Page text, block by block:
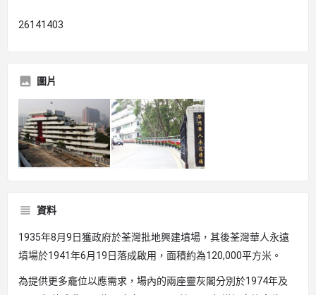
26141403
圖片
資料
1935年8月9日獲政府於荃灣批地興建墳場，其後荃灣華人永遠
墳場於1941年6月19日落成啟用，面積約為120,000平方米。
為提供更多龕位以應需求，場內的兩座靈灰閣分別於1974年及